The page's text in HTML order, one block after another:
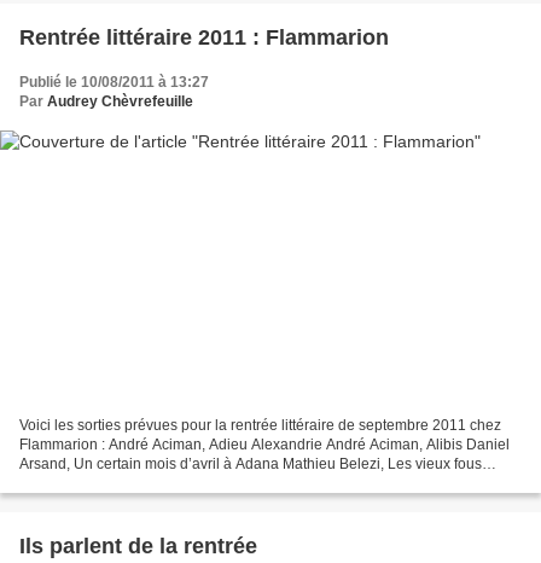
Rentrée littéraire 2011 : Flammarion
Publié le 10/08/2011 à 13:27
Par Audrey Chèvrefeuille
Voici les sorties prévues pour la rentrée littéraire de septembre 2011 chez
Flammarion : André Aciman, Adieu Alexandrie André Aciman, Alibis Daniel
Arsand, Un certain mois d’avril à Adana Mathieu Belezi, Les vieux fous
Ils parlent de la rentrée